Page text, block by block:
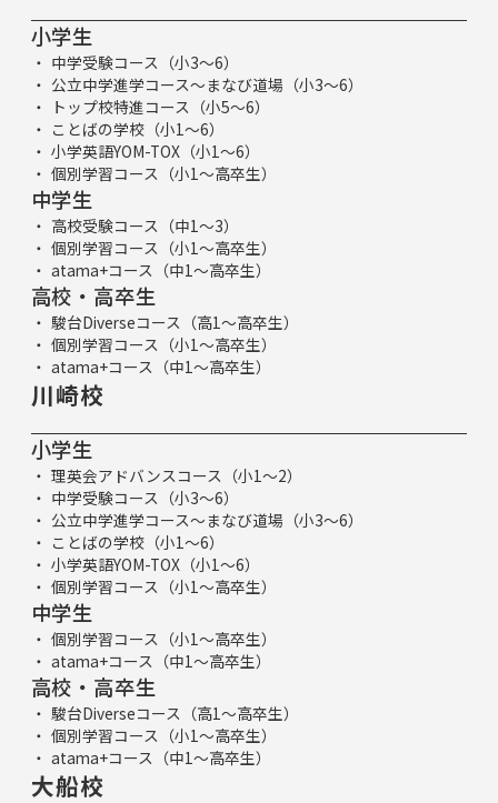
小学生
中学受験コース（小3～6）
公立中学進学コース～まなび道場（小3～6）
トップ校特進コース（小5～6）
ことばの学校（小1～6）
小学英語YOM-TOX（小1～6）
個別学習コース（小1～高卒生）
中学生
高校受験コース（中1～3）
個別学習コース（小1～高卒生）
atama+コース（中1～高卒生）
高校・高卒生
駿台Diverseコース（高1～高卒生）
個別学習コース（小1～高卒生）
atama+コース（中1～高卒生）
川崎校
小学生
理英会アドバンスコース（小1～2）
中学受験コース（小3～6）
公立中学進学コース～まなび道場（小3～6）
ことばの学校（小1～6）
小学英語YOM-TOX（小1～6）
個別学習コース（小1～高卒生）
中学生
個別学習コース（小1～高卒生）
atama+コース（中1～高卒生）
高校・高卒生
駿台Diverseコース（高1～高卒生）
個別学習コース（小1～高卒生）
atama+コース（中1～高卒生）
大船校